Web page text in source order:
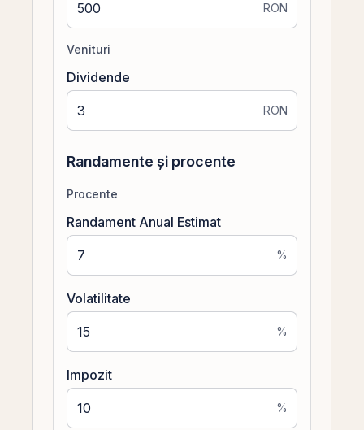
RON
Venituri
Dividende
RON
Randamente și procente
Procente
Randament Anual Estimat
%
Volatilitate
%
Impozit
%